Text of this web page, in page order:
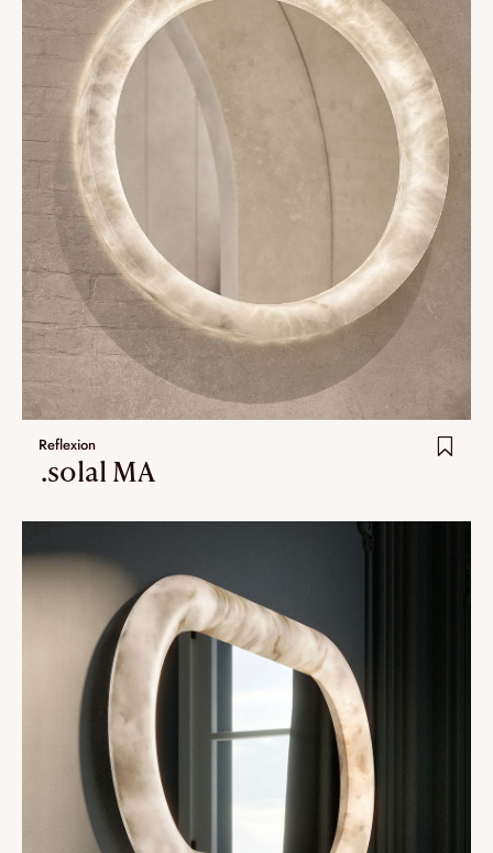
Reflexion
Incandescence
Umami
Extra.ordinary designs
ha-ko
Artistes
VALIDER
Reflexion
.solal MA